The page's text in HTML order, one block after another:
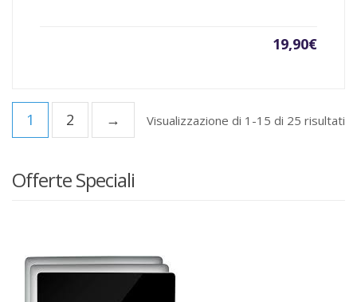
19,90€
Visualizzazione di 1-15 di 25 risultati
1 2 →
Offerte Speciali